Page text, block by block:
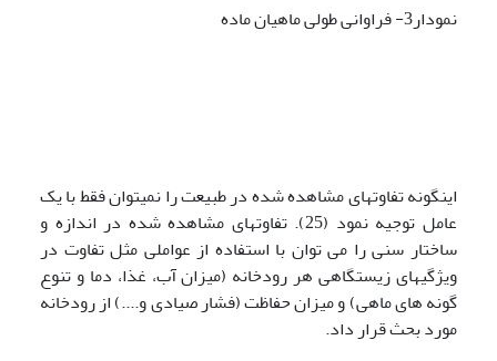
نمودار3- فراوانی طولی ماهیان ماده
اینگونه تفاوتهای مشاهده شده در طبیعت را نمی­توان فقط با یک
عامل توجیه نمود (25). تفاوتهای مشاهده شده در اندازه و
ساختار سنی را می توان با استفاده از عواملی مثل تفاوت در
ویژگیهای زیستگاهی هر رودخانه (میزان آب، غذا، دما و تنوع
گونه های ماهی) و میزان حفاظت (فشار صیادی و....) از رودخانه
مورد بحث قرار داد.